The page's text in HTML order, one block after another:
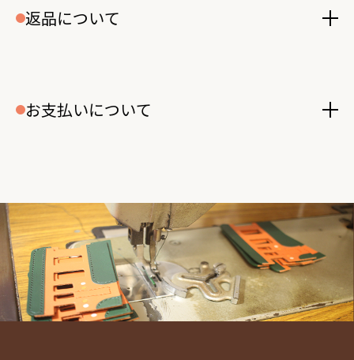
返品について
お支払いについて